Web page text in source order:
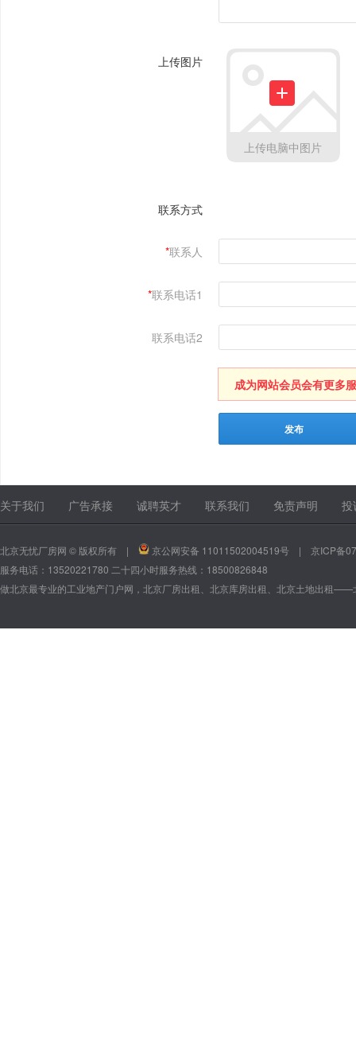
上传图片
上传电脑中图片
联系方式
*联系人
*联系电话1
联系电话2
成为网站会员会有更多
关于我们 广告承接 诚聘英才 联系我们 免责声明 投
北京无忧厂房网 © 版权所有 | 京公网安备 11011502004519号 | 京ICP备
服务电话：13520221780 二十四小时服务热线：18500826848
做北京最专业的工业地产门户网，北京厂房出租、北京库房出租、北京土地出租